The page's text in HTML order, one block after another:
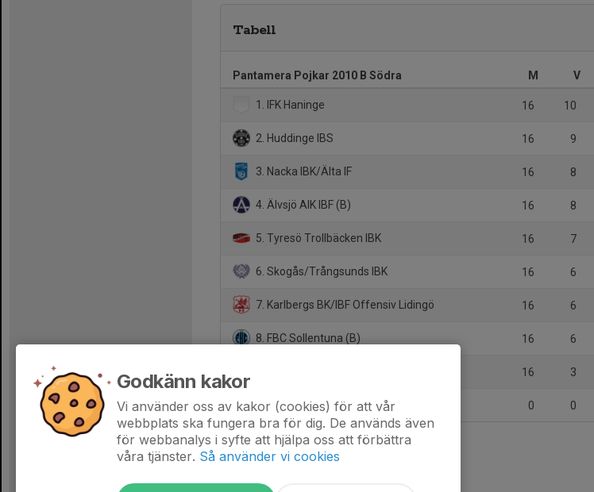
Tabell
Pantamera Pojkar 2010 B Södra M V
1. IFK Haninge 16 10
2. Huddinge IBS 16 9
3. Nacka IBK/Älta IF 16 8
4. Älvsjö AIK IBF (B) 16 8
5. Tyresö Trollbäcken IBK 16 7
6. Skogås/Trångsunds IBK 16 6
7. Karlbergs BK/IBF Offensiv Lidingö 16 6
8. FBC Sollentuna (B) 16 6
16 3
10. FBI Tullinge (A) 0 0
Godkänn kakor
Vi använder oss av kakor (cookies) för att vår
webbplats ska fungera bra för dig. De används även
för webbanalys i syfte att hjälpa oss att förbättra
våra tjänster. Så använder vi cookies